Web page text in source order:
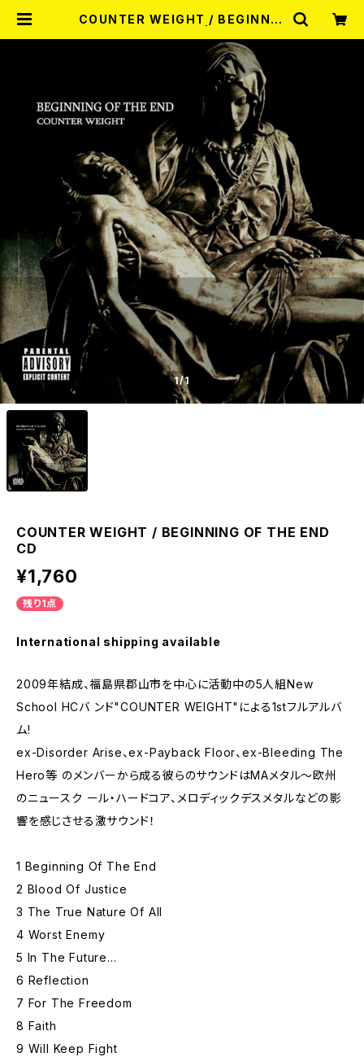
COUNTER WEIGHT / BEGINNIN
HOP MISERY
1/1
COUNTER WEIGHT / BEGINNING OF THE END
CD
¥1,760
残り1点
International shipping available
2009年結成、福島県郡山市を中心に活動中の5人組New
School HCバ ンド"COUNTER WEIGHT"による1stフルアルバ
ム!
ex-Disorder Arise、ex-Payback Floor、ex-Bleeding The
Hero等 のメンバーから成る彼らのサウンドはMAメタル～欧州
のニュースク ール・ハードコア、メロディックデスメタルなどの影
響を感じさせる激サウンド！
1 Beginning Of The End
2 Blood Of Justice
3 The True Nature Of All
4 Worst Enemy
5 In The Future...
6 Reflection
7 For The Freedom
8 Faith
9 Will Keep Fight